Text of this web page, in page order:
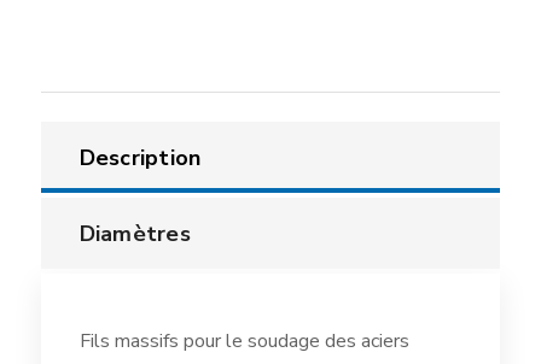
Description
Diamètres
Fils massifs pour le soudage des aciers